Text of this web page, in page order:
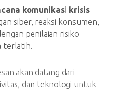
komunikasi krisis
siber, reaksi konsumen,
penilaian risiko
terlatih.
akan datang dari
dan teknologi untuk